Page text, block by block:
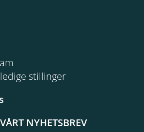
stillinger
NYHETSBREV